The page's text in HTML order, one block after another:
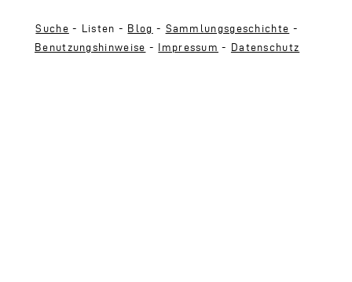
Suche - Listen - Blog - Sammlungsgeschichte -
Benutzungshinweise - Impressum - Datenschutz